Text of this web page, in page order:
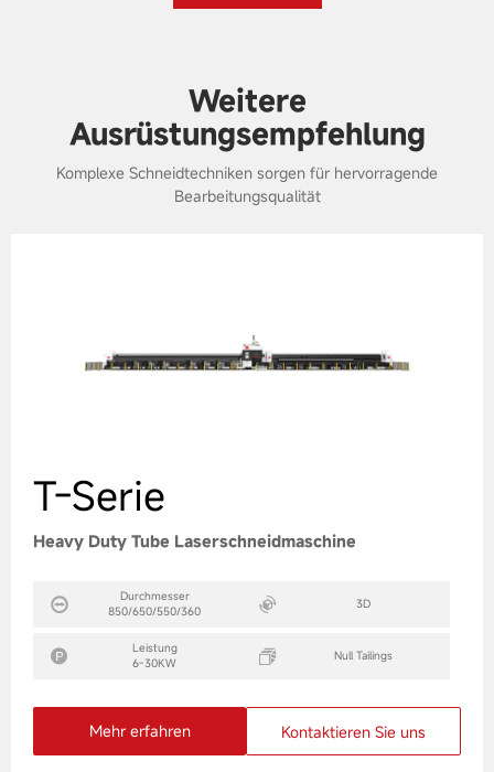
Weitere
Ausrüstungsempfehlung
Komplexe Schneidtechniken sorgen für hervorragende
Bearbeitungsqualität
T-Serie
Heavy Duty Tube Laserschneidmaschine
Durchmesser
850/650/550/360
3D
Leistung
6-30KW
Null Tailings
Mehr erfahren Kontaktieren Sie uns